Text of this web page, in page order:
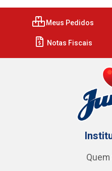
Meus Pedidos
Notas Fiscais